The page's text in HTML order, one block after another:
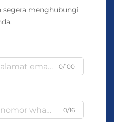
segera menghubungi
0/100
0/16